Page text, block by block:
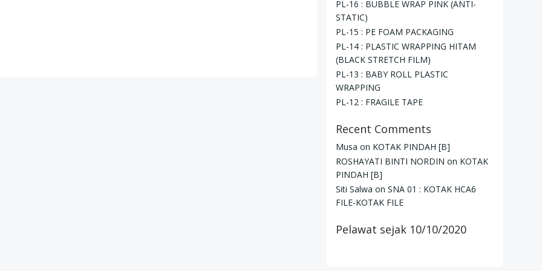
PL-16 : BUBBLE WRAP PINK (ANTI-
STATIC)
PL-15 : PE FOAM PACKAGING
PL-14 : PLASTIC WRAPPING HITAM
(BLACK STRETCH FILM)
PL-13 : BABY ROLL PLASTIC
WRAPPING
PL-12 : FRAGILE TAPE
Recent Comments
Musa on KOTAK PINDAH [B]
ROSHAYATI BINTI NORDIN on KOTAK
PINDAH [B]
Siti Salwa on SNA 01 : KOTAK HCA6
FILE-KOTAK FILE
Pelawat sejak 10/10/2020